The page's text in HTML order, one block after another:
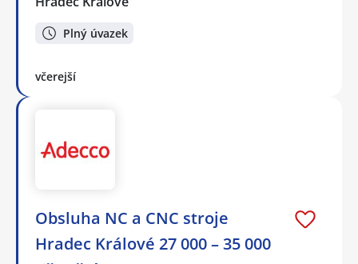
Plný úvazek
včerejší
Obsluha NC a CNC stroje
Hradec Králové 27 000 – 35 000